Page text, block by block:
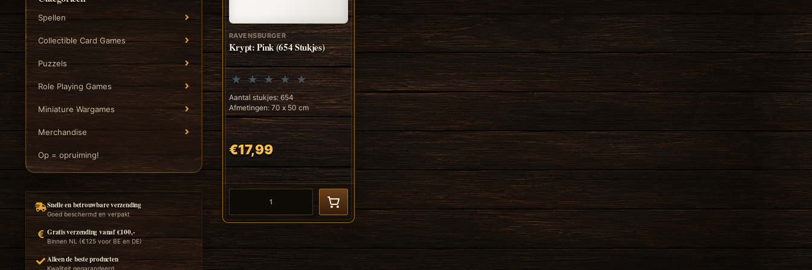
Spellen
Collectible Card Games
Puzzels
Role Playing Games
Miniature Wargames
Merchandise
Op = opruiming!
Snelle en betrouwbare verzending
Goed beschermd en verpakt
Gratis verzending vanaf €100,-
Binnen NL (€125 voor BE en DE)
Alleen de beste producten
Kwaliteit gegarandeerd
RAVENSBURGER
Krypt: Pink (654 Stukjes)
Aantal stukjes: 654
Afmetingen: 70 x 50 cm
€17,99